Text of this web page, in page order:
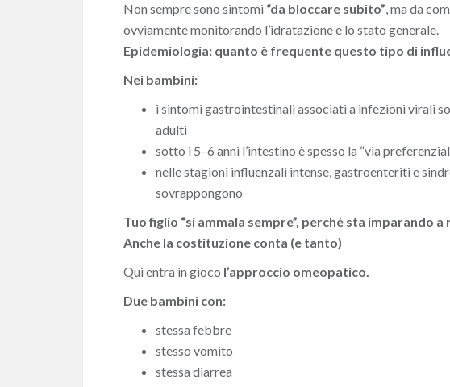
Non sempre sono sintomi “da bloccare subito”, ma da
ovviamente monitorando l’idratazione e lo stato generale.
Epidemiologia: quanto è frequente questo tipo di
Nei bambini:
i sintomi gastrointestinali associati a infezioni virali
adulti
sotto i 5–6 anni l’intestino è spesso la “via
nelle stagioni influenzali intense, gastroenteriti e
sovrappongono
Tuo figlio “si ammala sempre”, perchè sta imparando a
Anche la costituzione conta (e tanto)
Qui entra in gioco l’approccio omeopatico.
Due bambini con:
stessa febbre
stesso vomito
stessa diarrea